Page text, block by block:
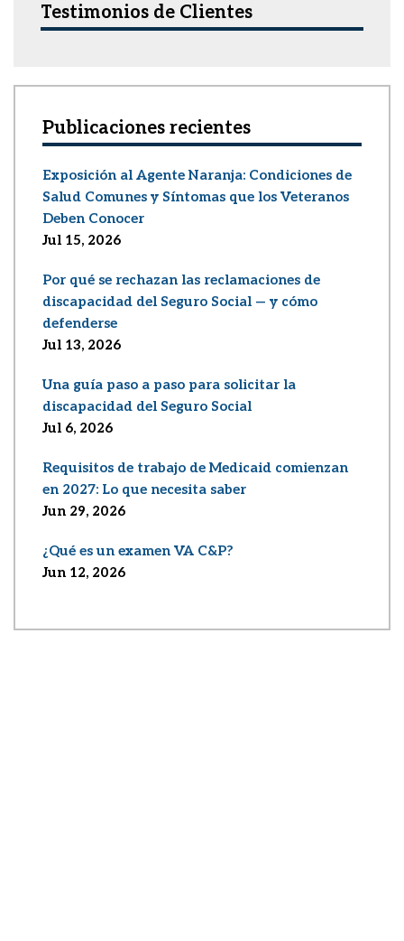
Testimonios de Clientes
Publicaciones recientes
Exposición al Agente Naranja: Condiciones de
Salud Comunes y Síntomas que los Veteranos
Deben Conocer
Jul 15, 2026
Por qué se rechazan las reclamaciones de
discapacidad del Seguro Social — y cómo
defenderse
Jul 13, 2026
Una guía paso a paso para solicitar la
discapacidad del Seguro Social
Jul 6, 2026
Requisitos de trabajo de Medicaid comienzan
en 2027: Lo que necesita saber
Jun 29, 2026
¿Qué es un examen VA C&P?
Jun 12, 2026